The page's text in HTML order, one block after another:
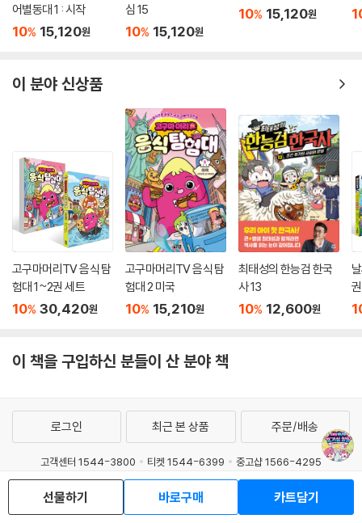
어별동대 1 : 시작
10% 15,120원
심 15
10% 15,120원
10% 15,120원
이 분야 신상품
고구마머리TV 음식 탐
험대 1~2권 세트
10% 30,420원
고구마머리TV 음식 탐
험대 2 미국
10% 15,210원
최태성의 한능검 한국
사 13
10% 12,600원
이 책을 구입하신 분들이 산 분야 책
선물하기 바로구매 카트담기
로그인 최근 본 상품 주문/배송
고객센터 1544-3800 티켓 1544-6399
중고샵 1566-4295
eBook 1:1문의/채팅상담
예스이십사(주) 사업자 정보